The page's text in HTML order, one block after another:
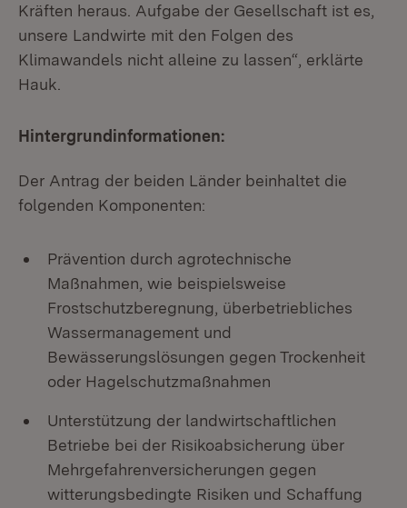
Kräften heraus. Aufgabe der Gesellschaft ist es,
unsere Landwirte mit den Folgen des
Klimawandels nicht alleine zu lassen“, erklärte
Hauk.
Hintergrundinformationen:
Der Antrag der beiden Länder beinhaltet die
folgenden Komponenten:
Prävention durch agrotechnische
Maßnahmen, wie beispielsweise
Frostschutzberegnung, überbetriebliches
Wassermanagement und
Bewässerungslösungen gegen Trockenheit
oder Hagelschutzmaßnahmen
Unterstützung der landwirtschaftlichen
Betriebe bei der Risikoabsicherung über
Mehrgefahrenversicherungen gegen
witterungsbedingte Risiken und Schaffung